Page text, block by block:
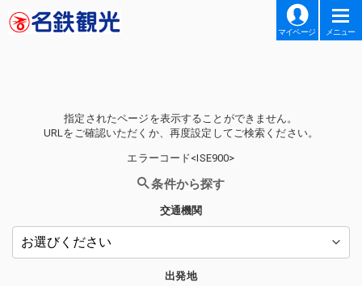
マイページ メニュー
指定されたページを表示することができません。
URLをご確認いただくか、再度設定してご検索ください。
エラーコード<ISE900>
条件から探す
交通機関
出発地